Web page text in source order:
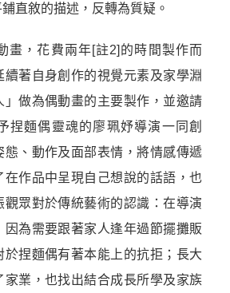
直敘的描述，反轉為質疑。
畫，花費兩年[註2] 的時間製作而
續著自身創作的視覺元素及家學淵
」做為偶動畫的主要製作，並邀請
捏麵偶靈魂的廖珮妤導演一同創
態、動作及面部表情，將情感傳遞
在作品中呈現自己想說的話語，也
觀眾對於傳統藝術的認識：在導演
因為需要跟著家人逢年過節擺攤販
於捏麵偶有著本能上的抗拒；長大
家業，也找出結合成長所學及家族